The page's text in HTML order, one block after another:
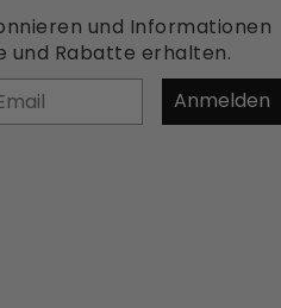
und Informationen
und Rabatte erhalten.
Anmelden